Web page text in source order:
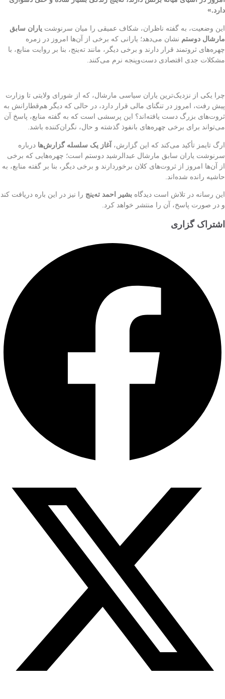
.»
وضعیت، به گفته ناظران، شکاف عمیقی را میان سرنوشتیاران سابق
دوستمنشان می‌دهد؛ یارانی که برخی از آن‌ها امروز در زمره
ثروتمند قرار دارند و برخی دیگر، مانند ته‌ینج، بنا بر روایت منابع، با
جدی اقتصادی دست‌وپنجه نرم می‌کنند.
یکی از نزدیک‌ترین یاران سیاسی مارشال، که از شورای ولایتی تا وزارت
رفت، امروز در تنگنای مالی قرار دارد، در حالی که دیگر هم‌قطارانش به
بزرگ دست یافته‌اند؟ این پرسشی است که به گفته منابع، پاسخ آن
برای برخی چهره‌های بانفوذ گذشته و حال، نگران‌کننده باشد.
تایمز تأکید می‌کند که این گزارش، آغاز یک سلسله گزارش‌هادرباره
یاران سابق مارشال عبدالرشید دوستم است؛ چهره‌هایی که برخی
امروز از ثروت‌های کلان برخوردارند و برخی دیگر، بنا بر گفته منابع، به
رانده شده‌اند.
رسانه در تلاش است دیدگاهبشیر احمد ته‌ینجرا نیز در این باره دریافت کند
صورت پاسخ، آن را منتشر خواهد کرد.
گزاری